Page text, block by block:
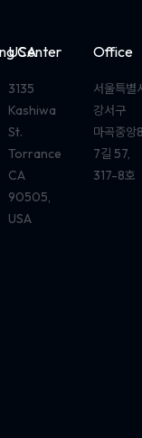
Center
USA
3135
Kashiwa
St.
Torrance
CA
90505,
USA
Office
서울특별
강서구
마곡중앙
7길 57,
317-8호